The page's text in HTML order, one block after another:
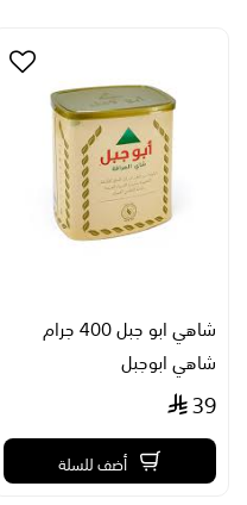
شاهي ابو جبل 400 جرام
شاهي ابوجبل
39
أضف للسلة